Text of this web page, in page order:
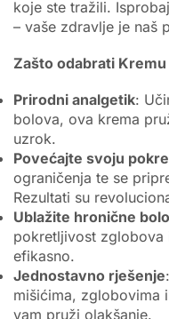
koje ste tražili.
– vaše zdravlje je naš
Zašto odabrati
Prirodni analgetik:
bolova, ova krema
uzrok.
Povećajte svoju
ograničenja te se
Rezultati su
Ublažite hronične
pokretljivost zglobova
efikasno.
Jednostavno rješenje
mišićima, zglobovima
vam pruži olakšanje.